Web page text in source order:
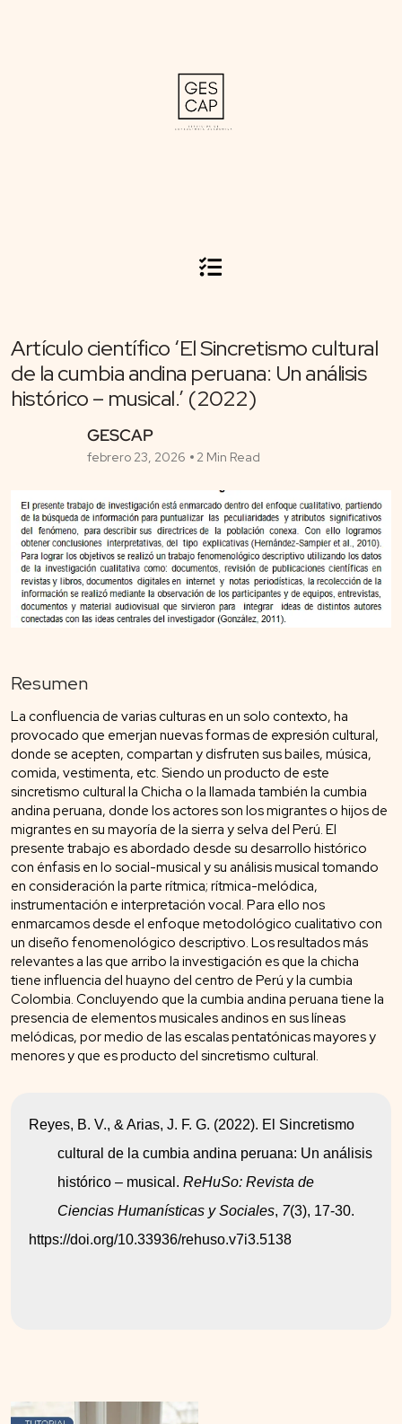
Artículo científico ‘El Sincretismo cultural
de la cumbia andina peruana: Un análisis
histórico – musical.’ (2022)
GESCAP
febrero 23, 2026 2 Min Read
Resumen
La confluencia de varias culturas en un solo contexto, ha
provocado que emerjan nuevas formas de expresión cultural,
donde se acepten, compartan y disfruten sus bailes, música,
comida, vestimenta, etc. Siendo un producto de este
sincretismo cultural la Chicha o la llamada también la cumbia
andina peruana, donde los actores son los migrantes o hijos de
migrantes en su mayoría de la sierra y selva del Perú. El
presente trabajo es abordado desde su desarrollo histórico
con énfasis en lo social-musical y su análisis musical tomando
en consideración la parte rítmica; rítmica-melódica,
instrumentación e interpretación vocal. Para ello nos
enmarcamos desde el enfoque metodológico cualitativo con
un diseño fenomenológico descriptivo. Los resultados más
relevantes a las que arribo la investigación es que la chicha
tiene influencia del huayno del centro de Perú y la cumbia
Colombia. Concluyendo que la cumbia andina peruana tiene la
presencia de elementos musicales andinos en sus líneas
melódicas, por medio de las escalas pentatónicas mayores y
menores y que es producto del sincretismo cultural.
Reyes, B. V., & Arias, J. F. G. (2022). El Sincretismo
cultural de la cumbia andina peruana: Un análisis
histórico – musical. ReHuSo: Revista de
Ciencias Humanísticas y Sociales, 7(3), 17-30.
https://doi.org/10.33936/rehuso.v7i3.5138